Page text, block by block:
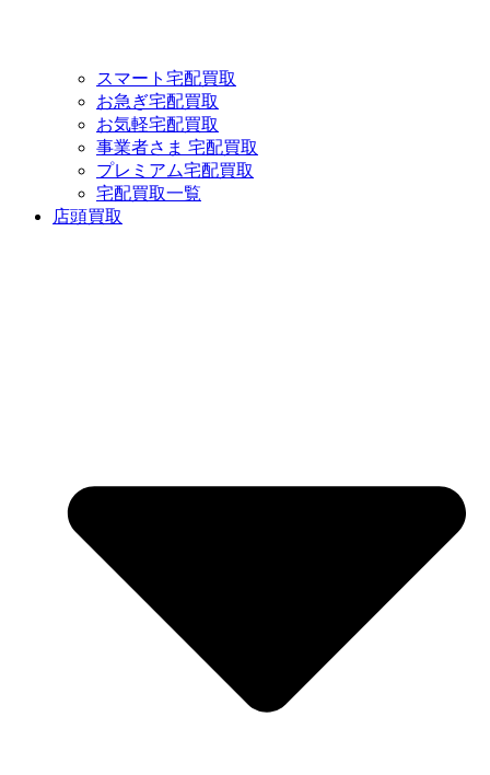
スマート宅配買取
お急ぎ宅配買取
お気軽宅配買取
事業者さま 宅配買取
プレミアム宅配買取
宅配買取一覧
店頭買取